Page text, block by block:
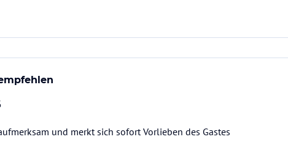
und merkt sich sofort Vorlieben des Gastes